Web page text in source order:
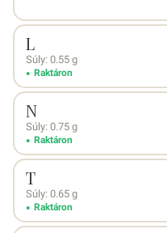
L
Súly: 0.55 g
Raktáron
N
Súly: 0.75 g
Raktáron
T
Súly: 0.65 g
Raktáron